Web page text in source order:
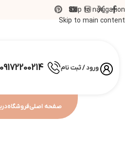
Skip to navigation
Skip to main content
ورود / ثبت نام 09172200214
صفحه اصلیفروشگاه